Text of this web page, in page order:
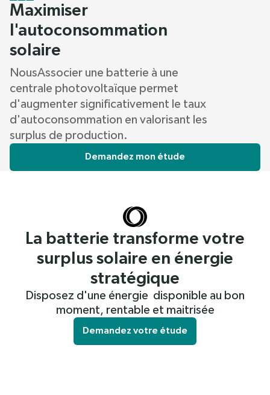
Maximiser
l'autoconsommation
solaire
NousAssocier une batterie à une
centrale photovoltaïque permet
d'augmenter significativement le taux
d'autoconsommation en valorisant les
surplus de production.
Demandez mon étude
La batterie transforme votre
surplus solaire en énergie
stratégique
Disposez d'une énergie disponible au bon
moment, rentable et maitrisée
Demandez votre étude